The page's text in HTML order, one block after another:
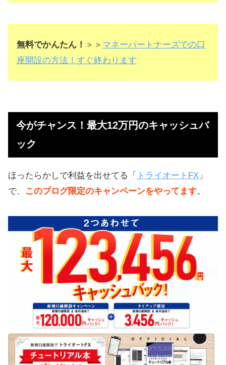
無料でかんたん！ ＞＞ マネーパートナーズでの口
座開設の方法！すぐ終わります
今がチャンス！最大12万円のキャッシュバ
ック
ほったらかしで利益を出せてる「 トライオートFX 」
で、
このブログ限定のキャンペーンをやってます。